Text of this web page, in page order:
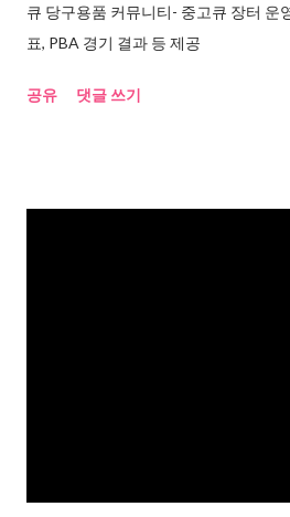
큐 당구용품 커뮤니티- 중고큐 장터 운
표, PBA 경기 결과 등 제공
공유 댓글 쓰기